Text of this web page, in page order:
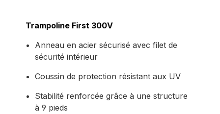
Trampoline First 300V
Anneau en acier sécurisé avec filet de
sécurité intérieur
Coussin de protection résistant aux UV
Stabilité renforcée grâce à une structure
à 9 pieds